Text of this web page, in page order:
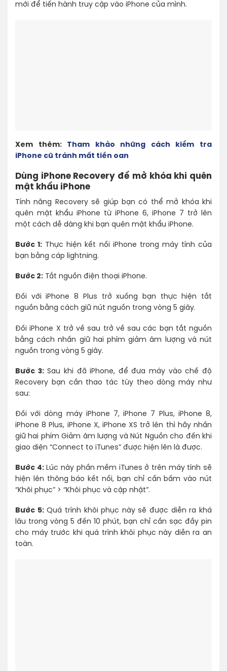
mới để tiến hành truy cập vào iPhone của mình.
Xem thêm: Tham khảo những cách kiểm tra
iPhone cũ tránh mất tiền oan
Dùng iPhone Recovery để mở khóa khi quên
mật khẩu iPhone
Tính năng Recovery sẽ giúp bạn có thể mở khóa khi
quên mật khẩu iPhone từ iPhone 6, iPhone 7 trở lên
một cách dễ dàng khi bạn quên mật khẩu iPhone.
Bước 1: Thực hiện kết nối iPhone trong máy tính của
bạn bằng cáp lightning.
Bước 2: Tắt nguồn điện thoại iPhone.
Đối với iPhone 8 Plus trở xuống bạn thực hiện tắt
nguồn bằng cách giữ nút nguồn trong vòng 5 giây.
Đối iPhone X trở về sau trở về sau các bạn tắt nguồn
bằng cách nhấn giữ hai phím giảm âm lượng và nút
nguồn trong vòng 5 giây.
Bước 3:Sau khi đã iPhone, để đưa máy vào chế độ
Recovery bạn cần thao tác tùy theo dòng máy như
sau:
Đối với dòng máy iPhone 7, iPhone 7 Plus, iPhone 8,
iPhone 8 Plus, iPhone X, iPhone XS trở lên thì hãy nhấn
giữ hai phím Giảm âm lượng và Nút Nguồn cho đến khi
giao diện “Connect to iTunes” được hiện lên là được.
Bước 4:Lúc này phần mềm iTunes ở trên máy tính sẽ
hiện lên thông báo kết nối, bạn chỉ cần bấm vào nút
“Khôi phục” > “Khôi phục và cập nhật”.
Bước 5:Quá trình khôi phục này sẽ được diễn ra khá
lâu trong vòng 5 đến 10 phút, bạn chỉ cần sạc đầy pin
cho máy trước khi quá trình khôi phục này diễn ra an
toàn.